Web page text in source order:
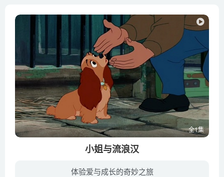
全1集
小姐与流浪汉
体验爱与成长的奇妙之旅